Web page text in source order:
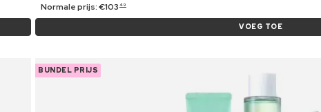
Normale prijs:€103 49
VOEG TOE
BUNDEL PRIJS